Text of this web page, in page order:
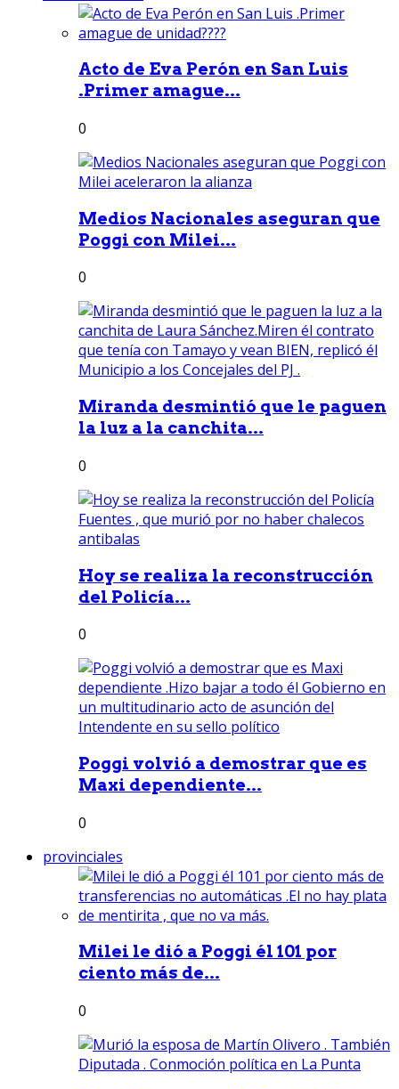
Acto de Eva Perón en San Luis
.Primer amague...
0
Medios Nacionales aseguran que
Poggi con Milei...
0
Miranda desmintió que le paguen
la luz a la canchita...
0
Hoy se realiza la reconstrucción
del Policía...
0
Poggi volvió a demostrar que es
Maxi dependiente...
0
provinciales
Milei le dió a Poggi él 101 por
ciento más de...
0